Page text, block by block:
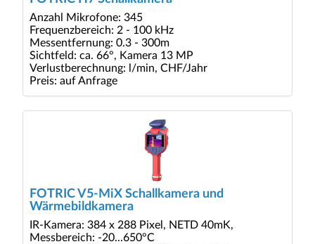
Anzahl Mikrofone: 345
Frequenzbereich: 2 - 100 kHz
Messentfernung: 0.3 - 300m
Sichtfeld: ca. 66°, Kamera 13 MP
Verlustberechnung: l/min, CHF/Jahr
Preis: auf Anfrage
FOTRIC V5-MiX Schallkamera und
Wärmebildkamera
IR-Kamera: 384 x 288 Pixel, NETD 40mK,
Messbereich: -20...650°C